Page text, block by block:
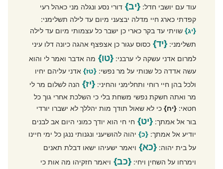
עוד עם יושבי חדל:{יב} דורי נסע ונגלה מני כאהל רעי
קפדתי כארג חיי מדלה יבצעני מיום עד לילה תשלימני:
{יג} שויתי עד בקר כארי כן ישבר כל עצמותי מיום עד לילה
תשלימני:{יד} כסוס עגור כן אצפצף אהגה כיונה דלו עיני
למרום אדני עשקה לי ערבני:{טו} מה אדבר ואמר לי והוא
עשה אדדה כל שנותי על מר נפשי:{טז} אדני עליהם יחיו
ולכל בהן חיי רוחי ותחלימני והחיני:{יז} הנה לשלום מר לי
מר ואתה חשקת נפשי משחת בלי כי השלכת אחרי גוך כל
חטאי:{יח} כי לא שאול תודך מות יהללך לא ישברו יורדי
בור אל אמתך:{יט} חי חי הוא יודך כמוני היום אב לבנים
יודיע אל אמתך:{כ} יהוה להושיעני ונגנותי ננגן כל ימי חיינו
על בית יהוה:{כא} ויאמר ישעיהו ישאו דבלת תאנים
וימרחו על השחין ויחי:{כב} ויאמר חזקיהו מה אות כי